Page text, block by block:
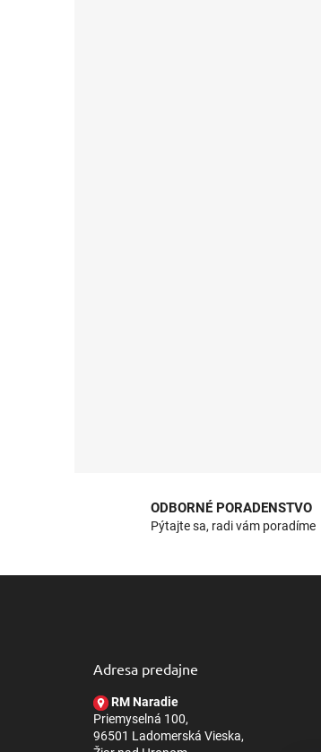
ODBORNÉ PORADENSTVO
Pýtajte sa, radi vám poradíme
Adresa predajne
RM Naradie
Priemyselná 100,
96501 Ladomerská Vieska,